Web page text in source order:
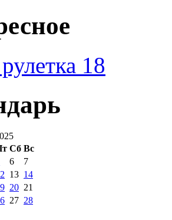
18
Сб Вс
6
7
13 14
20 21
27 28